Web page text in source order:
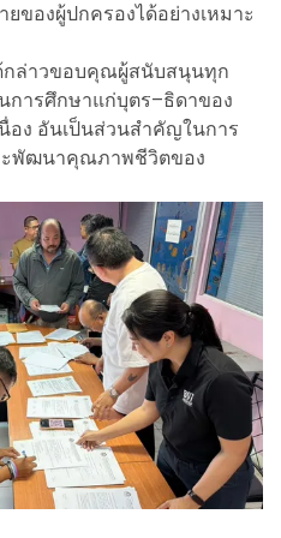
ของผู้ปกครองได้อย่างเหมาะ
กล่าวขอบคุณผู้สนับสนุนทุก
ารศึกษาแก่บุตร–ธิดาของ
อง อันเป็นส่วนสำคัญในการ
ะพัฒนาคุณภาพชีวิตของ